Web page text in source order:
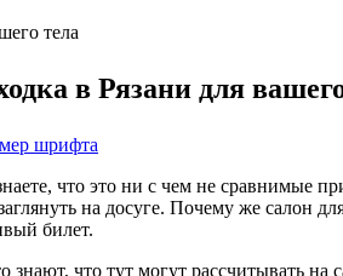
тела
в Рязани для
шрифта
что это ни с чем не
на досуге. Почему же салон
билет.
что тут могут рассчитывать